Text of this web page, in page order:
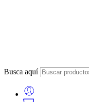
Busca aquí